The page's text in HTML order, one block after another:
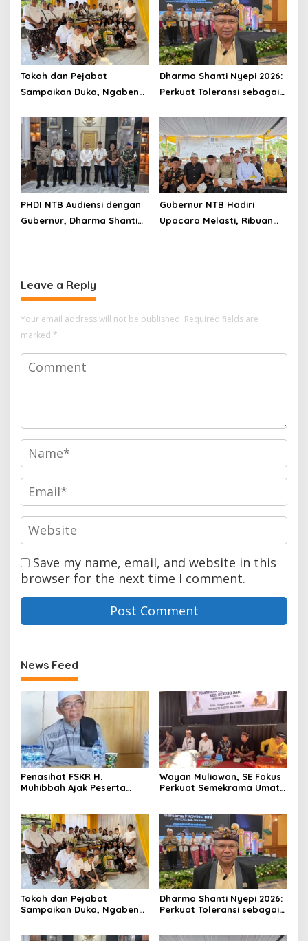
Ganjar
Tokoh dan Pejabat
Sampaikan Duka, Ngaben
Berlangsung Khidmat
Dharma Shanti Nyepi 2026:
Perkuat Toleransi sebagai
NTB Mendunia
PHDI NTB Audiensi dengan
Gubernur, Dharma Shanti
Gubernur NTB Hadiri
Upacara Melasti, Ribuan
Leave a Reply
Your email address will not be published. Required fields are
marked *
Save my name, email, and website in this
browser for the next time I comment.
News Feed
Penasihat FSKR H.
Muhibbah Ajak Peserta
Ganjar
Wayan Muliawan, SE Fokus
Perkuat Semekrama Umat
Tokoh dan Pejabat
Sampaikan Duka, Ngaben
Dharma Shanti Nyepi 2026:
Perkuat Toleransi sebagai